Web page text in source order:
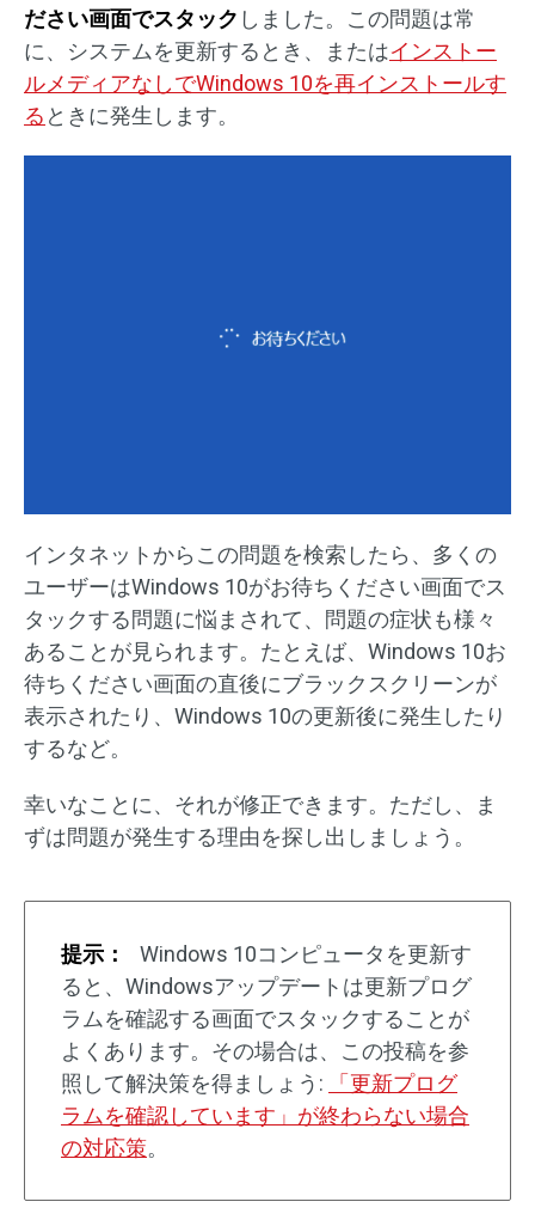
ださい画面でスタック しました。この問題は常
に、システムを更新するとき、またはインストー
ルメディアなしでWindows 10を再インストールす
る ときに発生します。
インタネットからこの問題を検索したら、多くの
ユーザーはWindows 10がお待ちください画面でス
タックする問題に悩まされて、問題の症状も様々
あることが見られます。たとえば、Windows 10お
待ちください画面の直後にブラックスクリーンが
表示されたり、Windows 10の更新後に発生したり
するなど。
幸いなことに、それが修正できます。ただし、ま
ずは問題が発生する理由を探し出しましょう。
提示：
Windows 10コンピュータを更新す
ると、Windowsアップデートは更新プログ
ラムを確認する画面でスタックすることが
よくあります。その場合は、この投稿を参
照して解決策を得ましょう:
「更新プログ
ラムを確認しています」が終わらない場合
の対応策。